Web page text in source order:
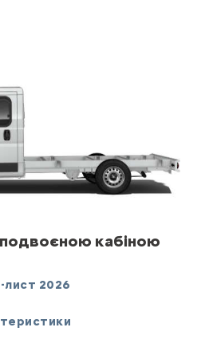
подвоєною кабіною
лист 2026